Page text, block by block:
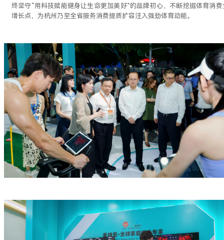
终坚守“用科技赋能健身让生命更加美好”的品牌初心，不断挖掘体育消费
增长点，为杭州乃至全省服务消费提质扩容注入强劲体育动能。